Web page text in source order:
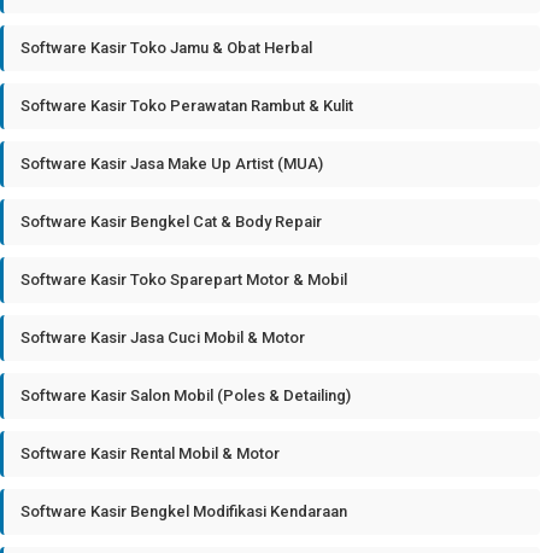
Software Kasir Toko Jamu & Obat Herbal
Software Kasir Toko Perawatan Rambut & Kulit
Software Kasir Jasa Make Up Artist (MUA)
Software Kasir Bengkel Cat & Body Repair
Software Kasir Toko Sparepart Motor & Mobil
Software Kasir Jasa Cuci Mobil & Motor
Software Kasir Salon Mobil (Poles & Detailing)
Software Kasir Rental Mobil & Motor
Software Kasir Bengkel Modifikasi Kendaraan